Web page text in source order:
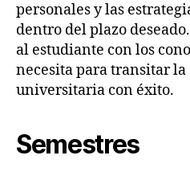
personales y las
dentro del plazo
al estudiante con los
necesita para transitar
universitaria con éxito.
Semestres